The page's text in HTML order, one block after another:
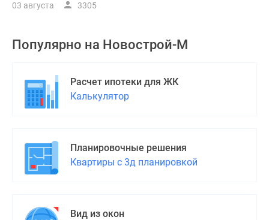
03 августа 3305
Популярно на Новострой-М
Расчет ипотеки для ЖК
Калькулятор
Планировочные решения
Квартиры с 3д планировкой
Вид из окон